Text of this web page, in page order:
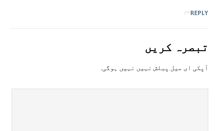
REPLY
تبصرہ کريں
آپکی ای ميل پبلش نہيں نہيں ہوگی.